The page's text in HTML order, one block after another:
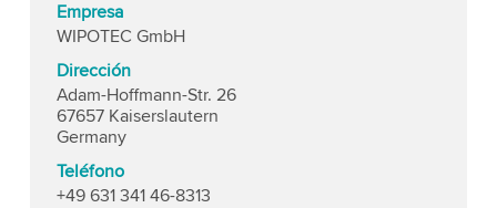
Empresa
WIPOTEC GmbH
Dirección
Adam-Hoffmann-Str. 26
67657 Kaiserslautern
Germany
Teléfono
+49 631 341 46-8313